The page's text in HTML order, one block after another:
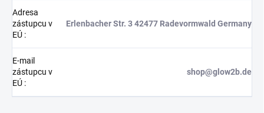
Adresa
zástupcu v
EÚ :
Erlenbacher Str. 3 42477 Radevormwald Germany
E-mail
zástupcu v
EÚ :
shop@glow2b.de